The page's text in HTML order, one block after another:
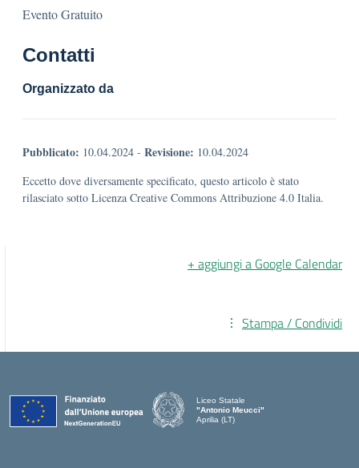
Evento Gratuito
Contatti
Organizzato da
Pubblicato: 10.04.2024 - Revisione: 10.04.2024
Eccetto dove diversamente specificato, questo articolo è stato
rilasciato sotto Licenza Creative Commons Attribuzione 4.0 Italia.
+ aggiungi a Google Calendar
Stampa / Condividi
Liceo Statale
"Antonio Meucci"
Aprilia (LT)